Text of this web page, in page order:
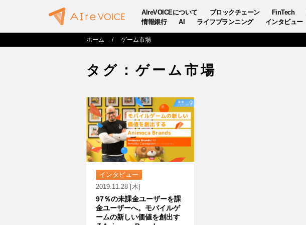
AIreVOICEについて ブロックチェーン FinTech
情報銀行
AI ライフプランニング インタビュー
ホーム ゲーム市場
タグ：ゲーム市場
インタビュー
2019.11.28 [木]
97％の未課金ユーザーを課
金ユーザーへ。モバイルゲ
ームの新しい価値を創出す